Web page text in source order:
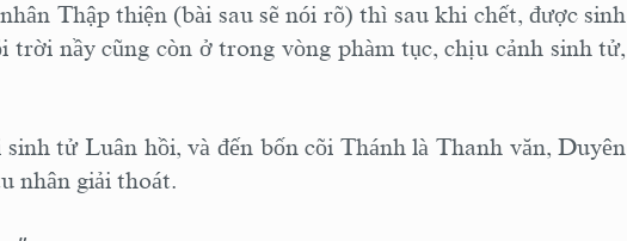
Thập thiện (bài sau sẽ nói rõ) thì sau khi chết, được sinh
trời nầy cũng còn ở trong vòng phàm tục, chịu cảnh sinh tử,
tử Luân hồi, và đến bốn cõi Thánh là Thanh văn, Duyên
nhân giải thoát.